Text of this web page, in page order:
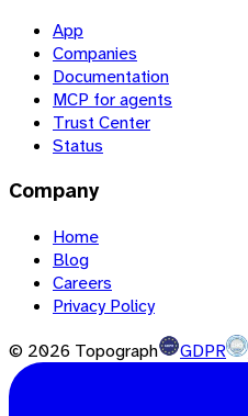
App
Companies
Documentation
MCP for agents
Trust Center
Status
Company
Home
Blog
Careers
Privacy Policy
© 2026 Topograph GDPR